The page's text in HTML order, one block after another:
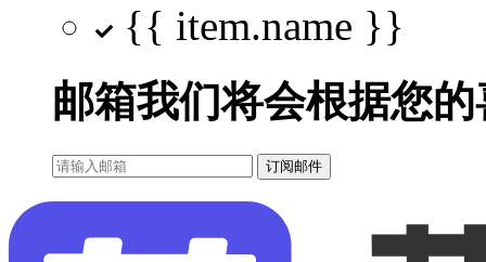
{{ item.name }}
邮箱我们将会根据您
订阅邮件